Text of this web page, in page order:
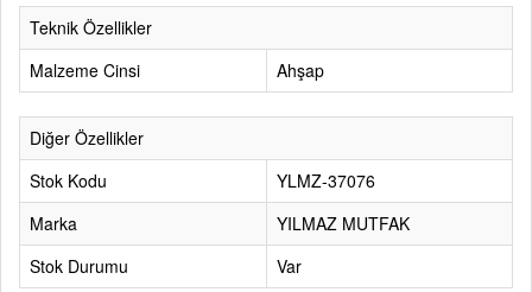
Teknik Özellikler
Malzeme Cinsi
Ahşap
Diğer Özellikler
Stok Kodu
YLMZ-37076
Marka
YILMAZ MUTFAK
Stok Durumu
Var